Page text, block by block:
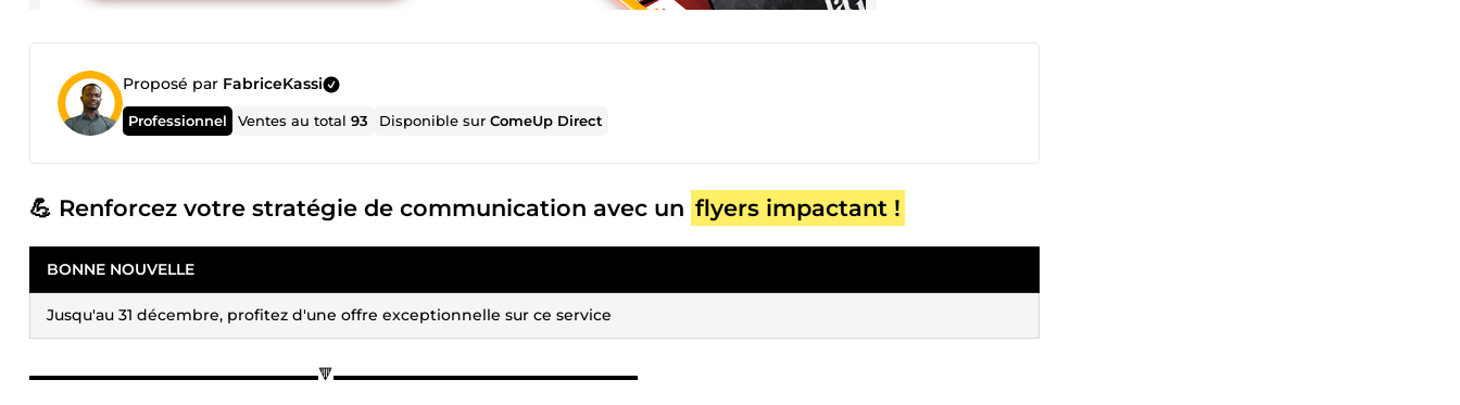
Proposé par FabriceKassi
Professionnel Ventes au total93 Disponible surComeUp Direct
💪 Renforcez votre stratégie de communication avec un flyers impactant !
BONNE NOUVELLE
Jusqu'au 31 décembre, profitez d'une offre exceptionnelle sur ce service
▬▬▬▬▬▬▬▬▬▬▬▬▬▬▬▬▬▬▬🔻▬▬▬▬▬▬▬▬▬▬▬▬▬▬▬▬▬▬▬▬